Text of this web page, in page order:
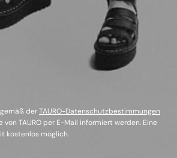
derTAURO-Datenschutzbestimmungen
TAURO per E-Mail informiert werden. Eine
kostenlos möglich.